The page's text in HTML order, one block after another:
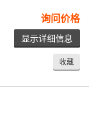
询问价格
显示详细信息
收藏